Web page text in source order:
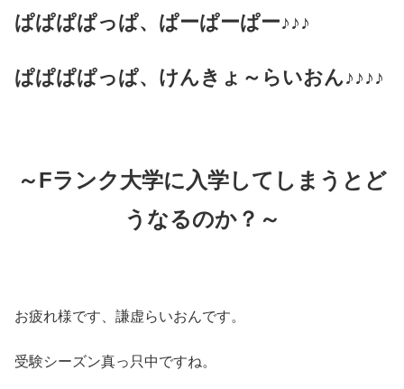
ぱぱぱぱっぱ、ぱーぱーぱー♪♪♪
ぱぱぱぱっぱ、けんきょ～らいおん♪♪♪♪
～Fランク大学に入学してしまうとど
うなるのか？～
お疲れ様です、謙虚らいおんです。
受験シーズン真っ只中ですね。